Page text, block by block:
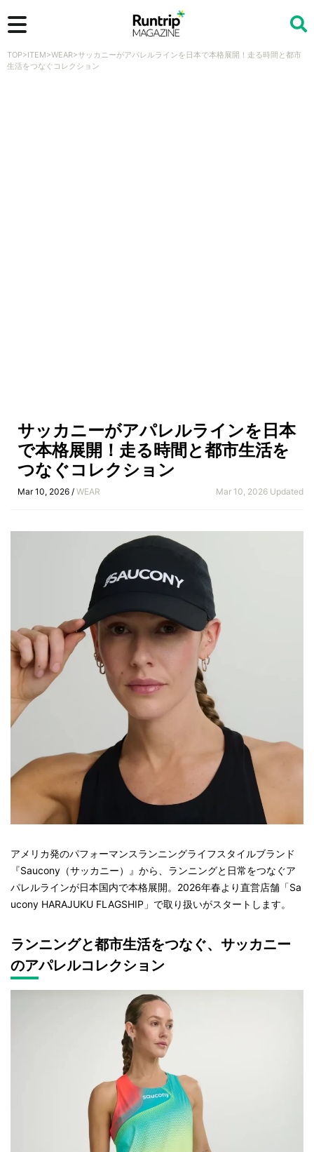
検索
TOP>ITEM>WEAR>サッカニーがアパレルラインを日本で本格展開！走る時間と都市
生活をつなぐコレクション
サッカニーがアパレルラインを日本
で本格展開！走る時間と都市生活を
つなぐコレクション
Mar 10, 2026 / WEAR Mar 10, 2026 Updated
アメリカ発のパフォーマンスランニングライフスタイルブランド
『Saucony（サッカニー）』から、ランニングと日常をつなぐア
パレルラインが日本国内で本格展開。2026年春より直営店舗「Sa
ucony HARAJUKU FLAGSHIP」で取り扱いがスタートします。
ランニングと都市生活をつなぐ、サッカニー
のアパレルコレクション